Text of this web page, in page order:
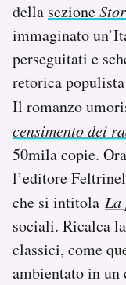
CALENDARIO
AREA
Notifiche
Regala il Post
Hai bisogno di
Esci
della sezione
immaginato
perseguitati e
retorica
Il romanzo
censimento dei
50mila copie.
l’editore
che si intitola La
sociali. Ricalca
classici, come
ambientato in un